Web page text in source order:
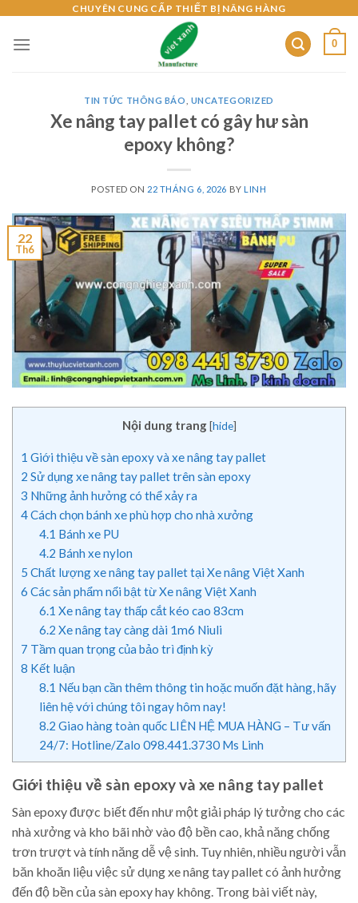
content
CHUYÊN CUNG CẤP THIẾT BỊ NÂNG HÀNG
0
TIN TỨC THÔNG BÁO UNCATEGORIZED
Xe nâng tay pallet có gây hư sàn
epoxy không?
POSTED ON 22 THÁNG 6, 2026 BYLINH
22
Th6
Nội dung trang [hide]
1 Giới thiệu về sàn epoxy và xe nâng tay pallet
2 Sử dụng xe nâng tay pallet trên sàn epoxy
3 Những ảnh hưởng có thể xảy ra
4Cách chọn bánh xe phù hợp cho nhà xưởng
4.1 Bánh xe PU
4.2 Bánh xe nylon
5 Chất lượng xe nâng tay pallet tại Xe nâng Việt Xanh
6 Các sản phẩm nổi bật từ Xe nâng Việt Xanh
6.1 Xe nâng tay thấp cắt kéo cao 83cm
6.2 Xe nâng tay càng dài 1m6 Niuli
7 Tầm quan trọng của bảo trì định kỳ
8 Kết luận
8.1 Nếu bạn cần thêm thông tin hoặc muốn đặt hàng, hãy
liên hệ với chúng tôi ngay hôm nay!
8.2 Giao hàng toàn quốc LIÊN HỆ MUA HÀNG – Tư vấn
24/7: Hotline/Zalo 098.441.3730 Ms Linh
Giới thiệu về sàn epoxy và xe nâng tay pallet
Sàn epoxy được biết đến như một giải pháp lý tưởng cho các
nhà xưởng và kho bãi nhờ vào độ bền cao, khả năng chống
trơn trượt và tính năng dễ vệ sinh. Tuy nhiên, nhiều người vẫn
băn khoăn liệu việc sử dụng xe nâng tay pallet có ảnh hưởng
đến độ bền của sàn epoxy hay không. Trong bài viết này,